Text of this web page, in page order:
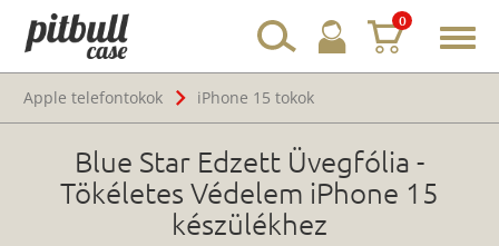
0
Apple telefontokok
iPhone 15 tokok
Blue Star Edzett Üvegfólia -
Tökéletes Védelem iPhone 15
készülékhez